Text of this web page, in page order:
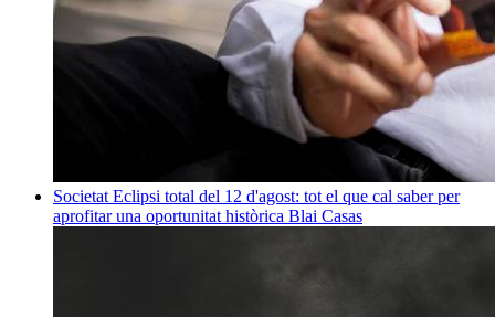
Societat Eclipsi total del 12 d'agost: tot el que cal saber per
aprofitar una oportunitat històrica Blai Casas